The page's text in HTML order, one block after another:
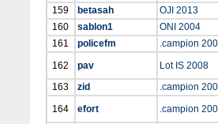
159
betasah
OJI 2013
160
sablon1
ONI 2004
161
policefm
.campion
162
pav
Lot IS 2008
163
zid
.campion
164
efort
.campion